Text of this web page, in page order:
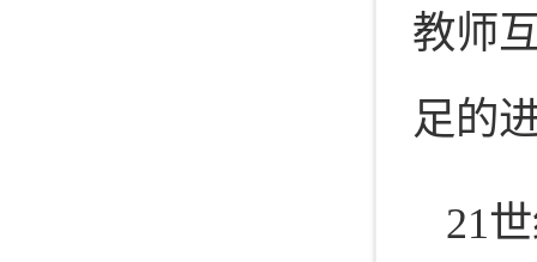
教师
足的
21